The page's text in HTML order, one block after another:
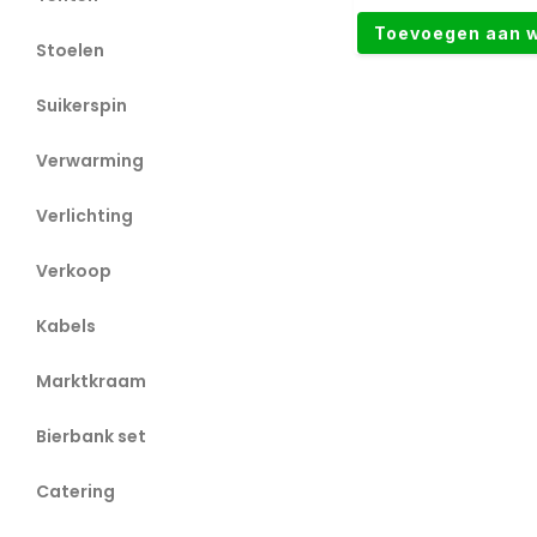
Stoelen
Suikerspin
Verwarming
Verlichting
Verkoop
Kabels
Marktkraam
Bierbank set
Catering
Toevoegen aan